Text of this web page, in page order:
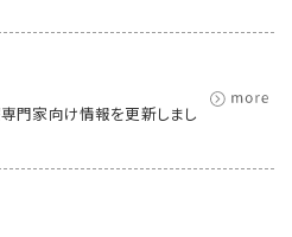
門家向け情報を更新しまし